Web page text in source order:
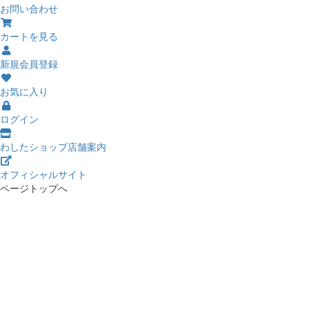
お問い合わせ
カートを見る
新規会員登録
お気に入り
ログイン
わしたショップ店舗案内
オフィシャルサイト
ページトップへ